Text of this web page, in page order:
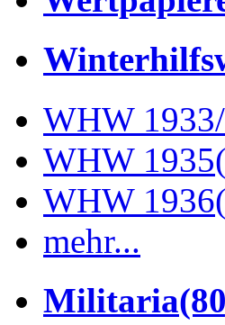
WHW
WHW 1935
WHW 1936
mehr...
Militaria